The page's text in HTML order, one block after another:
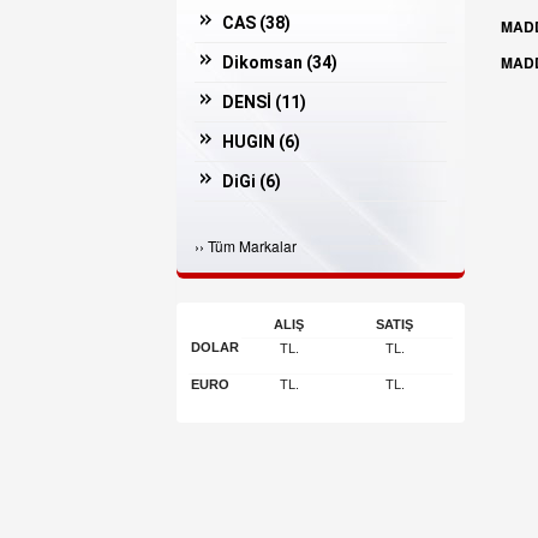
CAS (38)
Dikomsan (34)
DENSİ (11)
HUGIN (6)
DiGi (6)
ARGOX (2
JADAVER (
›› Tüm Markalar
ALIŞ
SATIŞ
DOLAR
TL. TL.
EURO TL. TL.